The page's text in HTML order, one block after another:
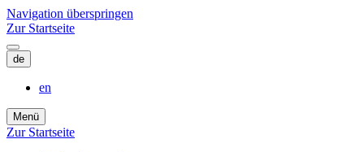
Navigation überspringen
Zur Startseite
de
en
Menü
Zur Startseite